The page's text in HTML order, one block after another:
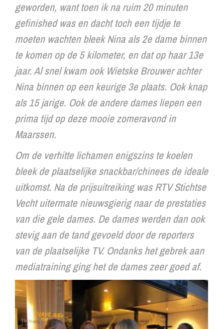
geworden, want toen ik na ruim 20 minuten
gefinished was en dacht toch een tijdje te
moeten wachten bleek Nina als 2e dame binnen
te komen op de 5 kilometer, en dat op haar 13e
jaar. Al snel kwam ook Wietske Brouwer achter
Nina binnen op een keurige 3e plaats. Ook knap
als 15 jarige. Ook de andere dames liepen een
prima tijd op deze mooie zomeravond in
Maarssen.
Om de verhitte lichamen enigszins te koelen
bleek de plaatselijke snackbar/chinees de ideale
uitkomst. Na de prijsuitreiking was RTV Stichtse
Vecht uitermate nieuwsgierig naar de prestaties
van die gele dames. De dames werden dan ook
stevig aan de tand gevoeld door de reporters
van de plaatselijke TV. Ondanks het gebrek aan
mediatraining ging het de dames zeer goed af.